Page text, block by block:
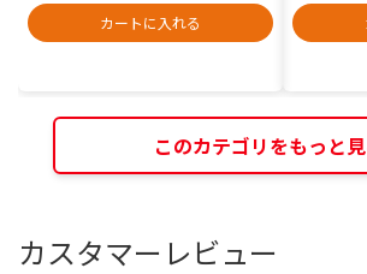
カートに入れる
このカテゴリをもっと
カスタマーレビュー